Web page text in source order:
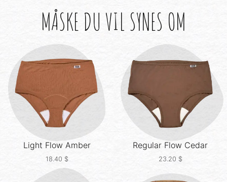
MÅSKE DU VIL SYNES OM
Light Flow Amber
18.40 $
Regular Flow Cedar
23.20 $